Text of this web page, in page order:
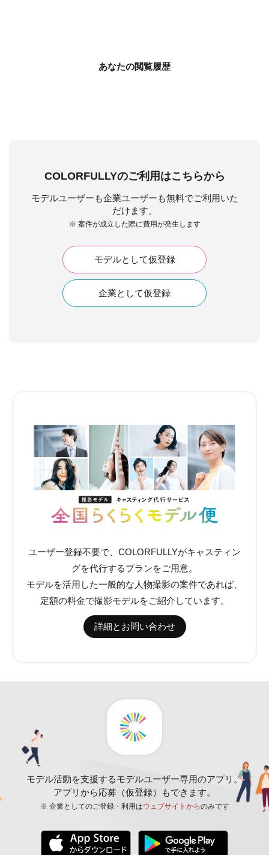
あなたの閲覧履歴
COLORFULLYのご利用はこちらから
モデルユーザーも企業ユーザーも無料でご利用いた
だけます。
※ 案件が成立した際に費用が発生します
モデルとして仮登録
企業として仮登録
ユーザー登録不要で、COLORFULLYがキャスティン
グを代行するプランをご用意。
モデルを活用した一般的な人物撮影の案件であれば、
定額の料金で撮影モデルをご紹介しています。
詳細とお問い合わせ
モデル活動を支援するモデルユーザー専用のアプリ。
アプリから応募（仮登録）もできます。
※ 企業としてのご登録・利用はウェブサイトからのみです